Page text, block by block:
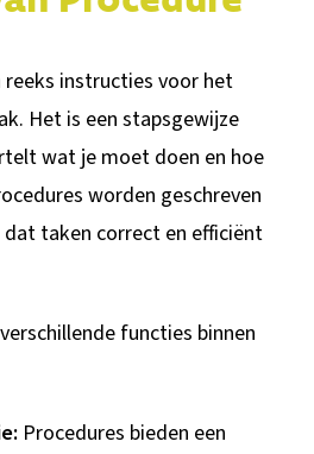
reeks instructies voor het
Het is een stapsgewijze
wat je moet doen en hoe
worden geschreven
taken correct en efficiënt
functies binnen
Procedures bieden een